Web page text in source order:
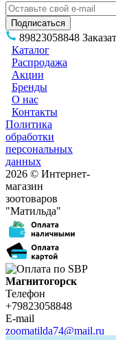
89823058848
Каталог
Распродажа
Акции
Бренды
О нас
Контакты
Политика
обработки
персональных
данных
2026 © Интернет-
магазин
зоотоваров
"Матильда"
Магнитогорск
Телефон
+79823058848
E-mail
zoomatilda74@mail.ru